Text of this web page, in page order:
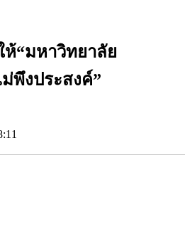
ห้“มหาวิทยาลัย
ม่พึงประสงค์”